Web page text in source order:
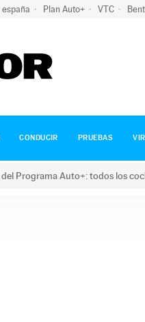
Plan Auto+ VTC
CONDUCIR PRUEBAS
Programa Auto+: todos los